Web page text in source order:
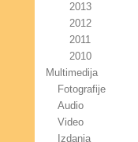
2013
2012
2011
2010
Multimedija
Fotografije
Audio
Video
Izdanja